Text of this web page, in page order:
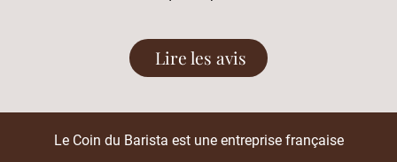
Lire les avis
Le Coin du Barista est une entreprise française